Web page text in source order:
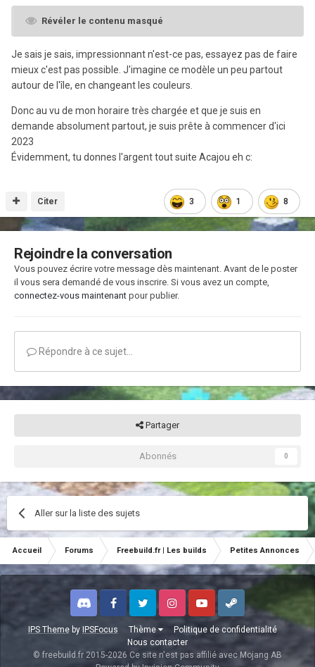
Révéler le contenu masqué
Je sais je sais, impressionnant n'est-ce pas, essayez pas de faire
mieux c'est pas possible. J'imagine ce modèle un peu partout
autour de l'île, en changeant les couleurs.
Donc au vu de mon horaire très chargée et que je suis en
demande absolument partout, je suis prête à commencer d'ici
2023
Évidemment, tu donnes l'argent tout suite Acajou eh c:
3 1 8
Citer
Rejoindre la conversation
Vous pouvez écrire votre message dès maintenant. Avant de le poster
il vous sera demandé de vous inscrire. Si vous avez un compte,
connectez-vous maintenant pour publier.
Répondre à ce sujet…
Partager
Abonnés 0
Aller sur la liste des sujets
Accueil Forums Freebuild.fr | Les builds Petites Annonces
IPS Themeby IPSFocus Thème
Politique de confidentialité
Nous contacter
Discord FacebookTwitter InstagramYoutubeSteam
© freebuild.fr 2015-2026 Ce site n'est pas affilié avec Mojang AB